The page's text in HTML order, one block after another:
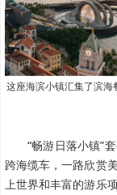
这座海滨小镇汇集了滨
“畅游日落小镇”
跨海缆车，一路欣赏
上世界和丰富的游乐